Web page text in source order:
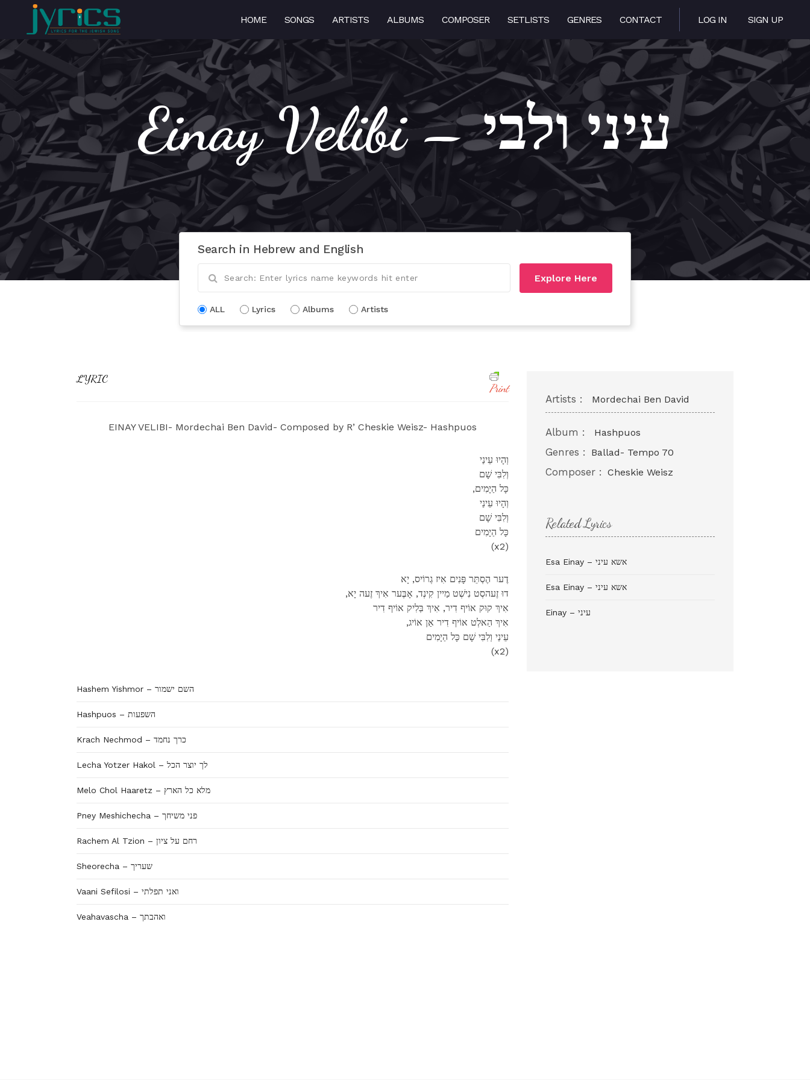
HOME SONGS ARTISTS ALBUMS COMPOSER SETLISTS GENRES CONTACT LOG IN SIGN UP
Einay Velibi – עיני ולבי
Search in Hebrew and English
Explore Here
ALL Lyrics Albums Artists
LYRIC
Print
EINAY VELIBI- Mordechai Ben David- Composed by R’ Cheskie Weisz- Hashpuos
וְהָיוּ עֵינַי
וְלִבִּי שָׁם
,כָּל הַיָמִים
וְהָיוּ עֵינַי
וְלִבִּי שָׁם
כָּל הַיָמִים
(x2)
דֶער הֶסְתֵּר פָּנִים אִיז גְרוֹיס, יָא
,דוּ זֶעהסְט נִישְׁט מַיין קִינְד, אָבֶּער אִיךְ זֶעה יָא
אִיךְ קוּק אוֹיף דִיר, אִיךְ בְּלִיק אוֹיף דִיר
,אִיךְ הַאלְט אוֹיף דִיר אַן אוֹיג
עֵינַי וְלִבִּי שָׁם כָּל הַיָמִים
(x2)
Hashem Yishmor – השם ישמור
Hashpuos – השפעות
Krach Nechmod – כרך נחמד
Lecha Yotzer Hakol – לך יוצר הכל
Melo Chol Haaretz – מלא כל הארץ
Pney Meshichecha – פני משיחך
Rachem Al Tzion – רחם על ציון
Sheorecha – שעריך
Vaani Sefilosi – ואני תפלתי
Veahavascha – ואהבתך
Artists : Mordechai Ben David
Album : Hashpuos
Genres : Ballad- Tempo 70
Composer : Cheskie Weisz
Related Lyrics
Esa Einay – אשא עיני
Esa Einay – אשא עיני
Einay – עיני